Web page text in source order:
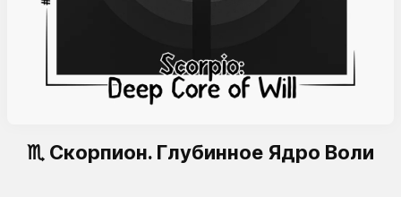
♏ Скорпион. Глубинное Ядро Воли